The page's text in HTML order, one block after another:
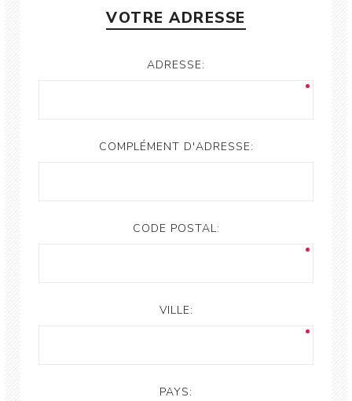
VOTRE ADRESSE
ADRESSE:
COMPLÉMENT D'ADRESSE:
CODE POSTAL:
VILLE:
PAYS: